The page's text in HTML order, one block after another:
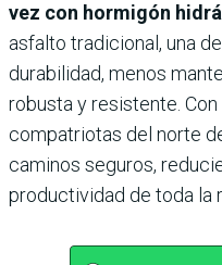
vez con hormigón
asfalto tradicional, una
durabilidad, menos
robusta y resistente.
compatriotas del norte
caminos seguros,
productividad de toda la